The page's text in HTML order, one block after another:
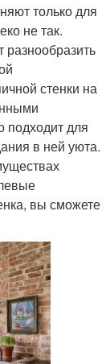
только для
не так.
стенки на
подходит для
в ней уюта.
вы сможете